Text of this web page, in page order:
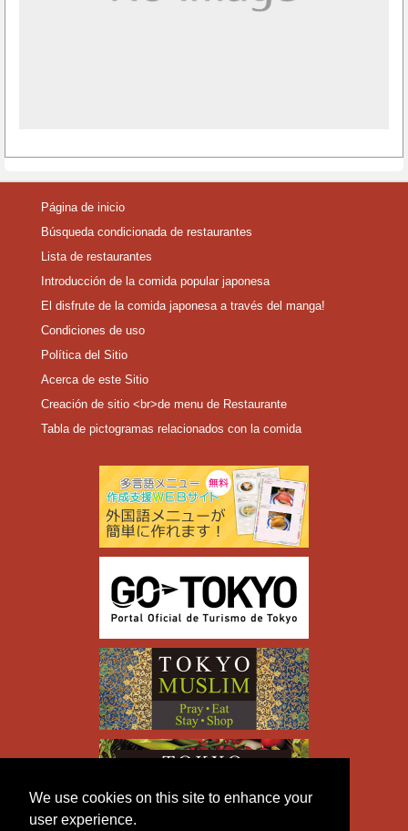
We use cookies on this site to enhance your
user experience.
Página de inicio
Búsqueda condicionada de restaurantes
Lista de restaurantes
Introducción de la comida popular japonesa
El disfrute de la comida japonesa a través del manga!
Condiciones de uso
Política del Sitio
Acerca de este Sitio
Creación de sitio <br>de menu de Restaurante
Tabla de pictogramas relacionados con la comida